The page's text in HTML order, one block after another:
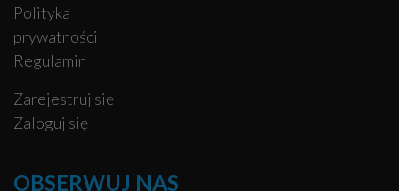
Polityka
prywatności
Regulamin
Zarejestruj się
Zaloguj się
OBSERWUJ NAS